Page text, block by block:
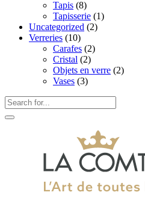
Tapis (8)
Tapisserie (1)
Uncategorized (2)
Verreries (10)
Carafes (2)
Cristal (2)
Objets en verre (2)
Vases (3)